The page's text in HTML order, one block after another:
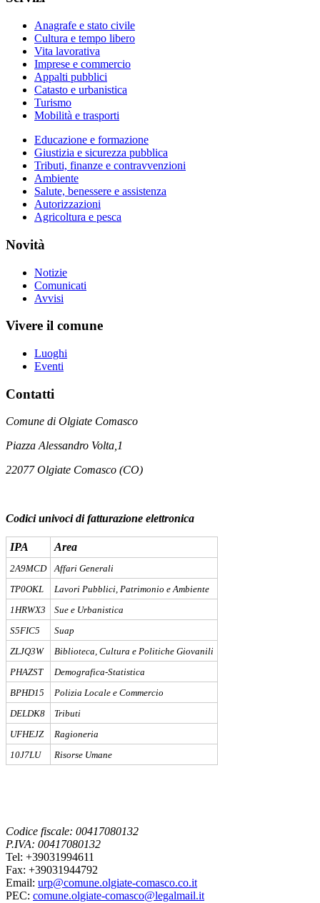
Anagrafe e stato civile
Cultura e tempo libero
Vita lavorativa
Imprese e commercio
Appalti pubblici
Catasto e urbanistica
Turismo
Mobilità e trasporti
Educazione e formazione
Giustizia e sicurezza pubblica
Tributi, finanze e contravvenzioni
Ambiente
Salute, benessere e assistenza
Autorizzazioni
Agricoltura e pesca
Novità
Notizie
Comunicati
Avvisi
Vivere il comune
Luoghi
Eventi
Contatti
Comune di Olgiate Comasco
Piazza Alessandro Volta,1
22077 Olgiate Comasco (CO)
Codici univoci di fatturazione elettronica
IPA Area
2A9MCD
Affari Generali
TP0OKL
Lavori Pubblici, Patrimonio e Ambiente
1HRWX3
Sue e Urbanistica
S5FIC5
Suap
ZLJQ3W
Biblioteca, Cultura e Politiche Giovanili
PHAZST
Demografica-Statistica
BPHD15
Polizia Locale e Commercio
DELDK8
Tributi
UFHEJZ
Ragioneria
10J7LU
Risorse Umane
Codice fiscale: 00417080132
P.IVA: 00417080132
Tel: +39031994611
Fax: +39031944792
Email: urp@comune.olgiate-comasco.co.it
PEC: comune.olgiate-comasco@legalmail.it